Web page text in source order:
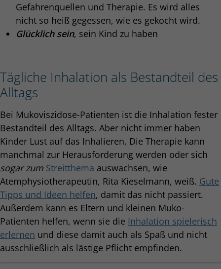
Gefahrenquellen und Therapie. Es wird alles
nicht so heiß gegessen, wie es gekocht wird.
Glücklich sein, sein Kind zu haben
Tägliche Inhalation als Bestandteil des
Alltags
Bei Mukoviszidose-Patienten ist die Inhalation fester
Bestandteil des Alltags. Aber nicht immer haben
Kinder Lust auf das Inhalieren. Die Therapie kann
manchmal zur Herausforderung werden oder sich
sogar zum Streitthema auswachsen, wie
Atemphysiotherapeutin, Rita Kieselmann, weiß. Gute
Tipps und Ideen helfen, damit das nicht passiert.
Außerdem kann es Eltern und kleinen Muko-
Patienten helfen, wenn sie die Inhalation spielerisch
erlernen und diese damit auch als Spaß und nicht
ausschließlich als lästige Pflicht empfinden.